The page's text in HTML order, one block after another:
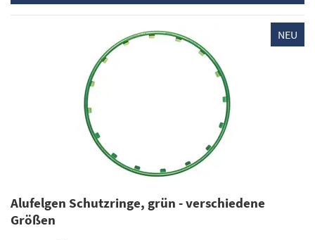
NEU
Alufelgen Schutzringe, grün - verschiedene
Größen